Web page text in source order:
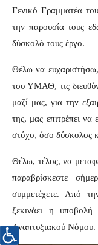
Γενικό Γραμματέα
την παρουσία τους
δύσκολό τους έργο.
Θέλω να
του ΥΜΑΘ, τις
μαζί μας, για την
της, μας επιτρέπει να
στόχο, όσο δύσκολος
Θέλω, τέλος, να
παραβρίσκεστε
συμμετέχετε. Από
ξεκινάει η
Αναπτυξιακού Νόμου.